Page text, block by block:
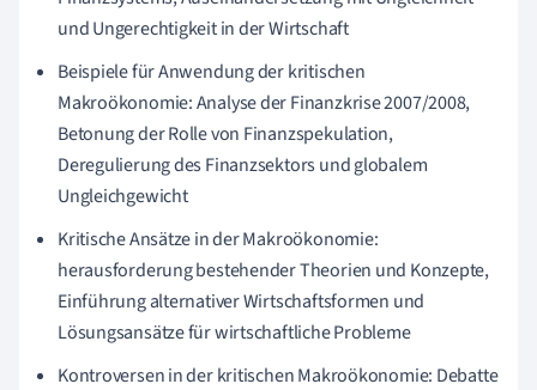
und Ungerechtigkeit in der Wirtschaft
Beispiele für Anwendung der kritischen
Makroökonomie: Analyse der Finanzkrise 2007/2008,
Betonung der Rolle von Finanzspekulation,
Deregulierung des Finanzsektors und globalem
Ungleichgewicht
Kritische Ansätze in der Makroökonomie:
herausforderung bestehender Theorien und Konzepte,
Einführung alternativer Wirtschaftsformen und
Lösungsansätze für wirtschaftliche Probleme
Kontroversen in der kritischen Makroökonomie: Debatte